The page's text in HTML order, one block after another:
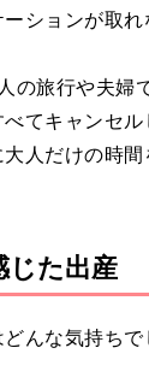
ションが取れ
の旅行や夫婦
てキャンセ
人だけの時
た出産
んな気持ちで